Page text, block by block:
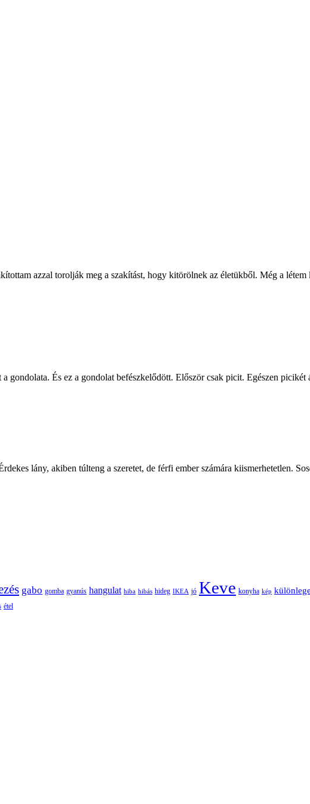
azzal torolják meg a szakítást, hogy kitörölnek az életükből. Még a létem
gondolata. És ez a gondolat befészkelődött. Először csak picit. Egészen picikét
lány, akiben túlteng a szeretet, de férfi ember számára kiismerhetetlen.
gabo gomba gyanús hangulat hiba hibás hideg IKEA jó Keve konyha kép
étel